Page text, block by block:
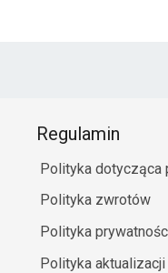
Regulamin
Polityka dotycząca
Polityka zwrotów
Polityka
Polityka